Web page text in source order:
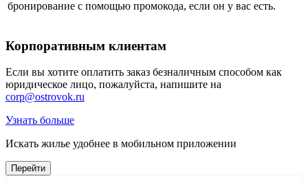
бронирование с помощью промокода, если он у вас есть.
Корпоративным клиентам
Если вы хотите оплатить заказ безналичным способом как
юридическое лицо, пожалуйста, напишите на
corp@ostrovok.ru
Узнать больше
Искать жилье удобнее в мобильном приложении
Перейти